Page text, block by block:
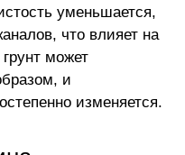
уменьшается,
что влияет на
может
и
изменяется.